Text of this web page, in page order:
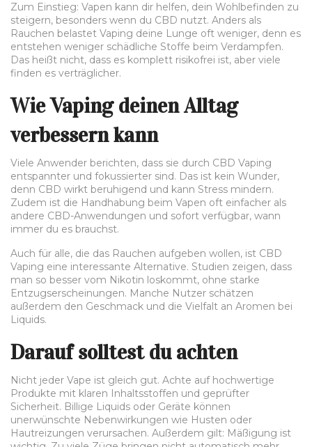
Zum Einstieg: Vapen kann dir helfen, dein Wohlbefinden zu
steigern, besonders wenn du CBD nutzt. Anders als
Rauchen belastet Vaping deine Lunge oft weniger, denn es
entstehen weniger schädliche Stoffe beim Verdampfen.
Das heißt nicht, dass es komplett risikofrei ist, aber viele
finden es verträglicher.
Wie Vaping deinen Alltag
verbessern kann
Viele Anwender berichten, dass sie durch CBD Vaping
entspannter und fokussierter sind. Das ist kein Wunder,
denn CBD wirkt beruhigend und kann Stress mindern.
Zudem ist die Handhabung beim Vapen oft einfacher als
andere CBD-Anwendungen und sofort verfügbar, wann
immer du es brauchst.
Auch für alle, die das Rauchen aufgeben wollen, ist CBD
Vaping eine interessante Alternative. Studien zeigen, dass
man so besser vom Nikotin loskommt, ohne starke
Entzugserscheinungen. Manche Nutzer schätzen
außerdem den Geschmack und die Vielfalt an Aromen bei
Liquids.
Darauf solltest du achten
Nicht jeder Vape ist gleich gut. Achte auf hochwertige
Produkte mit klaren Inhaltsstoffen und geprüfter
Sicherheit. Billige Liquids oder Geräte können
unerwünschte Nebenwirkungen wie Husten oder
Hautreizungen verursachen. Außerdem gilt: Mäßigung ist